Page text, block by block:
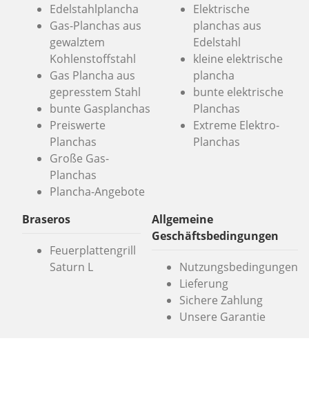
Edelstahlplancha
Gas-Planchas aus
gewalztem
Kohlenstoffstahl
Gas Plancha aus
gepresstem Stahl
bunte Gasplanchas
Preiswerte
Planchas
Große Gas-
Planchas
Plancha-Angebote
Elektrische
planchas aus
Edelstahl
kleine elektrische
plancha
bunte elektrische
Planchas
Extreme Elektro-
Planchas
Braseros
Feuerplattengrill
Saturn L
Allgemeine
Geschäftsbedingungen
Nutzungsbedingungen
Lieferung
Sichere Zahlung
Unsere Garantie